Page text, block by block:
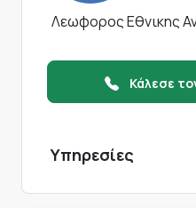
Λεωφορος Εθνικης
Κάλεσε
Υπηρεσίες